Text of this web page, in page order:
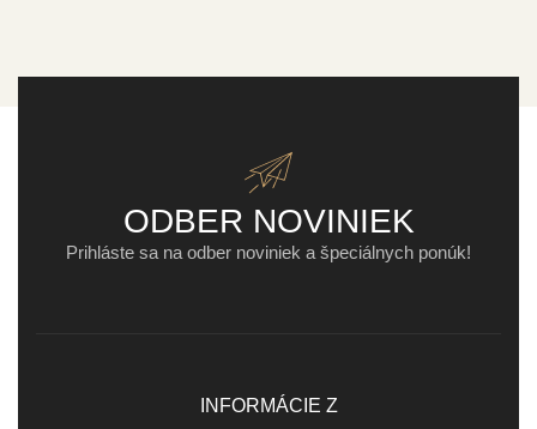
ODBER NOVINIEK
Prihláste sa na odber noviniek a špeciálnych ponúk!
INFORMÁCIE Z